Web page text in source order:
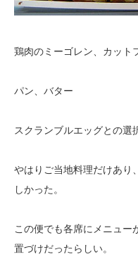
鶏肉のミーゴレン、カット
パン、バター
スクランブルエッグとの選
やはりご当地料理だけあり
しかった。
この便でも各席にメニュー
置づけだったらしい。